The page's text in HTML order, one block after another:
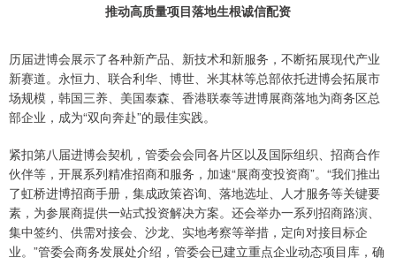
推动高质量项目落地生根诚信配资
历届进博会展示了各种新产品、新技术和新服务，不断拓展现代产业
新赛道。永恒力、联合利华、博世、米其林等总部依托进博会拓展市
场规模，韩国三养、美国泰森、香港联泰等进博展商落地为商务区总
部企业，成为“双向奔赴”的最佳实践。
紧扣第八届进博会契机，管委会会同各片区以及国际组织、招商合作
伙伴等，开展系列精准招商和服务，加速“展商变投资商”。“我们推出
了虹桥进博招商手册，集成政策咨询、落地选址、人才服务等关键要
素，为参展商提供一站式投资解决方案。还会举办一系列招商路演、
集中签约、供需对接会、沙龙、实地考察等举措，定向对接目标企
业。”管委会商务发展处介绍，管委会已建立重点企业动态项目库，确